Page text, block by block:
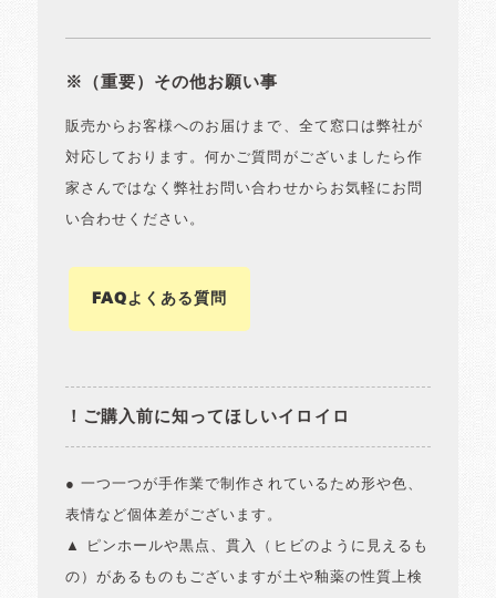
※（重要）その他お願い事
販売からお客様へのお届けまで、全て窓口は弊社が
対応しております。何かご質問がございましたら作
家さんではなく弊社お問い合わせからお気軽にお問
い合わせください。
FAQよくある質問
！ご購入前に知ってほしいイロイロ
● 一つ一つが手作業で制作されているため形や色、
表情など個体差がございます。
▲ ピンホールや黒点、貫入（ヒビのように見えるも
の）があるものもございますが土や釉薬の性質上検